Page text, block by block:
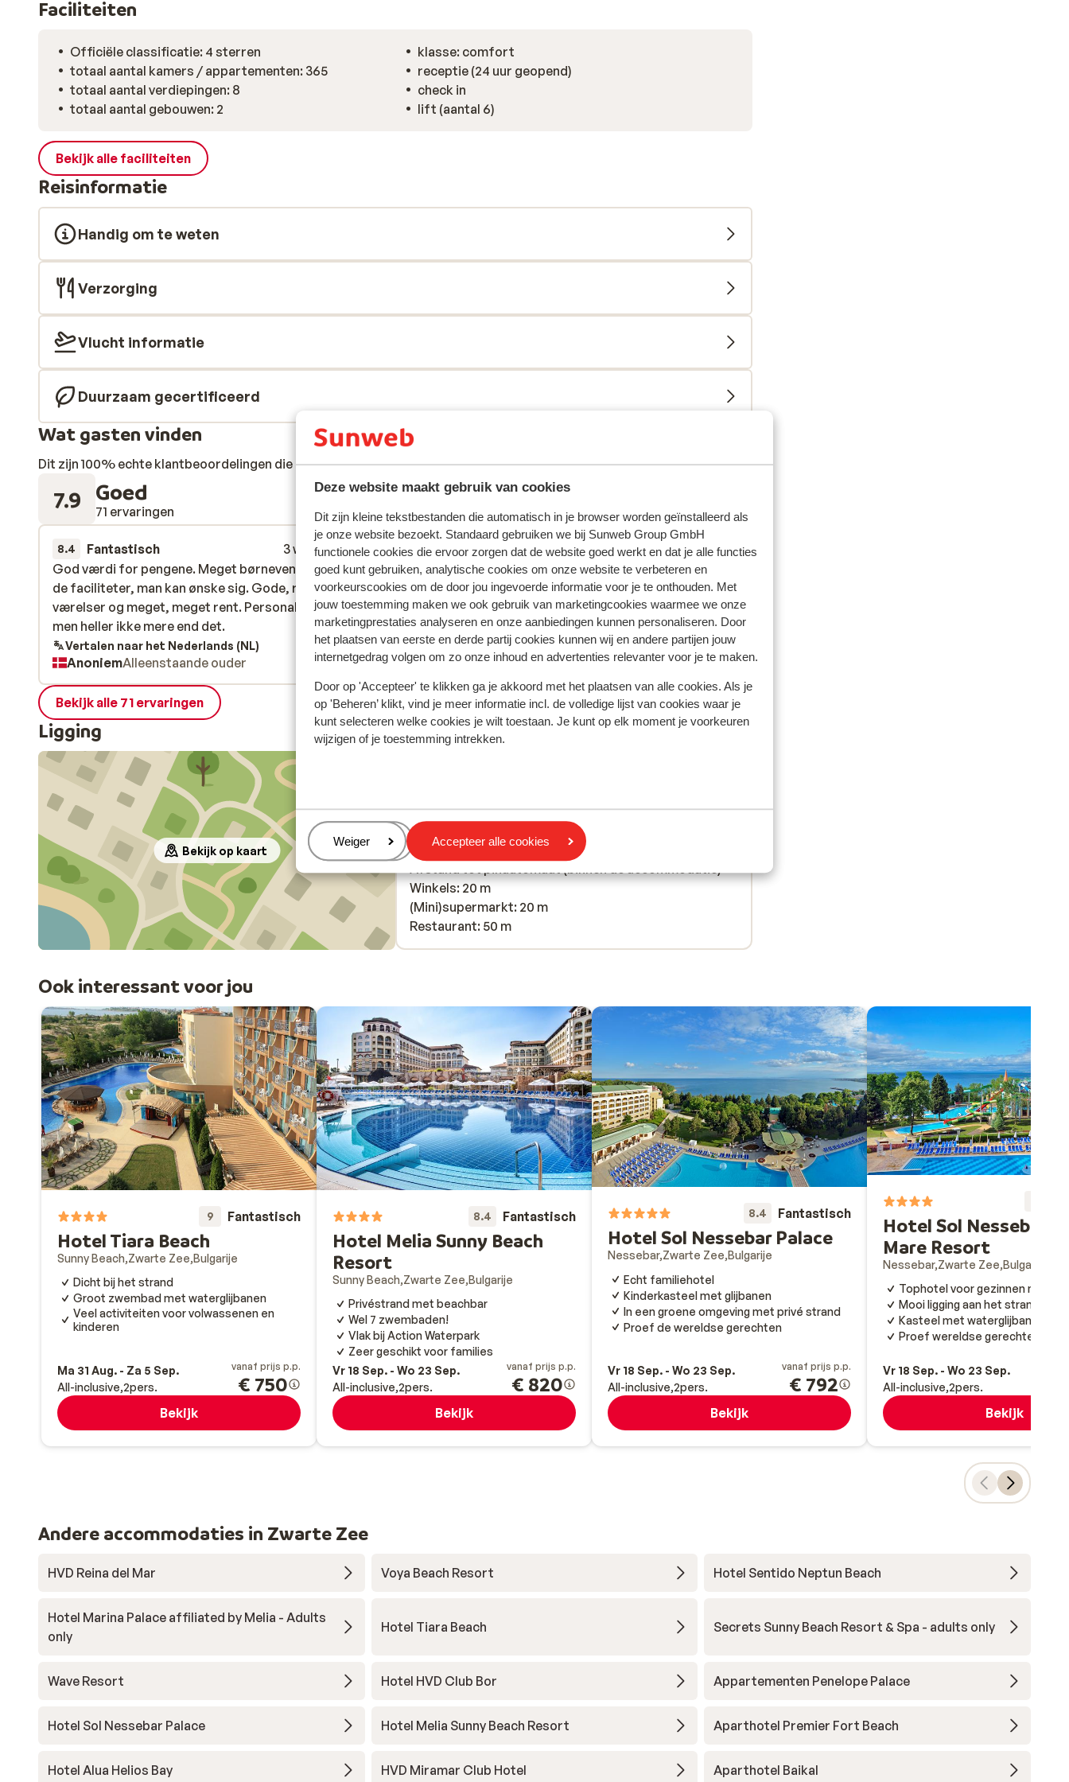
Deze website maakt gebruik van cookies
Dit zijn kleine tekstbestanden die automatisch in je browser worden geïnstalleerd als
je onze website bezoekt. Standaard gebruiken we bij Sunweb Group GmbH
functionele cookies die ervoor zorgen dat de website goed werkt en dat je alle functies
goed kunt gebruiken, analytische cookies om onze website te verbeteren en
voorkeurscookies om de door jou ingevoerde informatie voor je te onthouden. Met
jouw toestemming maken we ook gebruik van marketingcookies waarmee we onze
marketingprestaties analyseren en onze aanbiedingen kunnen personaliseren. Door
het plaatsen van eerste en derde partij cookies kunnen wij en andere partijen jouw
internetgedrag volgen om zo onze inhoud en advertenties relevanter voor je te maken.
Door op 'Accepteer' te klikken ga je akkoord met het plaatsen van alle cookies. Als je
op 'Beheren’ klikt, vind je meer informatie incl. de volledige lijst van cookies waar je
kunt selecteren welke cookies je wilt toestaan. Je kunt op elk moment je voorkeuren
wijzigen of je toestemming intrekken.
Beheren
Weiger Accepteer alle cookies
Faciliteiten
Officiële classificatie: 4 sterren
totaal aantal kamers / appartementen: 365
totaal aantal verdiepingen: 8
totaal aantal gebouwen: 2
klasse: comfort
receptie (24 uur geopend)
check in
lift (aantal 6)
Bekijk alle faciliteiten
Reisinformatie
Handig om te weten
Verzorging
Vlucht informatie
Duurzaam gecertificeerd
Wat gasten vinden
Dit zijn 100% echte klantbeoordelingen die hun ervaring met ons product oprecht weergeven.Meer over reviews
7.9 Goed
71 ervaringen Meest geboekt door met familie
8.4 Fantastisch
3 weken geleden
God værdi for pengene. Meget børnevenligt hotel med
de faciliteter, man kan ønske sig. Gode, rummelige
værelser og meget, meget rent. Personalet var venligt,
men heller ikke mere end det.
God værdi for pengene. Meget børnevenligt hotel med
de faciliteter, man kan ønske sig. Gode, rummelige
værelser og meget, meget rent. Personalet var venligt,
men heller ikke mere end det.
Vertalen naar het Nederlands (NL)
AnoniemAlleenstaande ouder
9.8 Fantastisch
4 weken geleden
Super flinke og hjalp når der var problemer
Super flinke og hjalp når der var problemer
Vertalen naar het Nederlands (NL)
AnoniemAlleenstaande ouder
Bekijk alle 71 ervaringen
Ligging
Bekijk op kaart
In het centrum
De Strip: 590 m
Luchthaven Bourgas(BOJ): 31 km
Afstand tot pinautomaat (binnen de accommodatie)
Winkels: 20 m
(Mini)supermarkt: 20 m
Restaurant: 50 m
Ook interessant voor jou
9 Fantastisch
Hotel Tiara Beach
Sunny Beach Zwarte Zee Bulgarije
Dicht bij het strand
Groot zwembad met waterglijbanen
Veel activiteiten voor volwassenen en
kinderen
Ma 31 Aug. - Za 5 Sep.
All-inclusive 2pers.
vanaf prijs p.p.
€ 750
Bekijk
8.4 Fantastisch
Hotel Melia Sunny Beach
Resort
Sunny Beach Zwarte Zee Bulgarije
Privéstrand met beachbar
Wel 7 zwembaden!
Vlak bij Action Waterpark
Zeer geschikt voor families
Vr 18 Sep. - Wo 23 Sep.
All-inclusive 2pers.
vanaf prijs p.p.
€ 820
Bekijk
8.4 Fantastisch
Hotel Sol Nessebar Palace
Nessebar Zwarte Zee Bulgarije
Echt familiehotel
Kinderkasteel met glijbanen
In een groene omgeving met privé strand
Proef de wereldse gerechten
Vr 18 Sep. - Wo 23 Sep.
All-inclusive 2pers.
vanaf prijs p.p.
€ 792
Bekijk
Hotel Sol Nessebar
Mare Resort
Nessebar Zwarte Zee Bulgarije
Tophotel voor gezinnen met
Mooi ligging aan het strand
Kasteel met waterglijbanen
Proef wereldse gerechten
Vr 18 Sep. - Wo 23 Sep.
All-inclusive 2pers.
Bekijk
Andere accommodaties in Zwarte Zee
HVD Reina del Mar Voya Beach Resort Hotel Sentido Neptun Beach
Hotel Marina Palace affiliated by Melia - Adults
only
Hotel Tiara Beach Secrets Sunny Beach Resort & Spa - adults only
Wave Resort Hotel HVD Club Bor Appartementen Penelope Palace
Hotel Sol Nessebar Palace Hotel Melia Sunny Beach Resort Aparthotel Premier Fort Beach
Hotel Alua Helios Bay HVD Miramar Club Hotel Aparthotel Baikal